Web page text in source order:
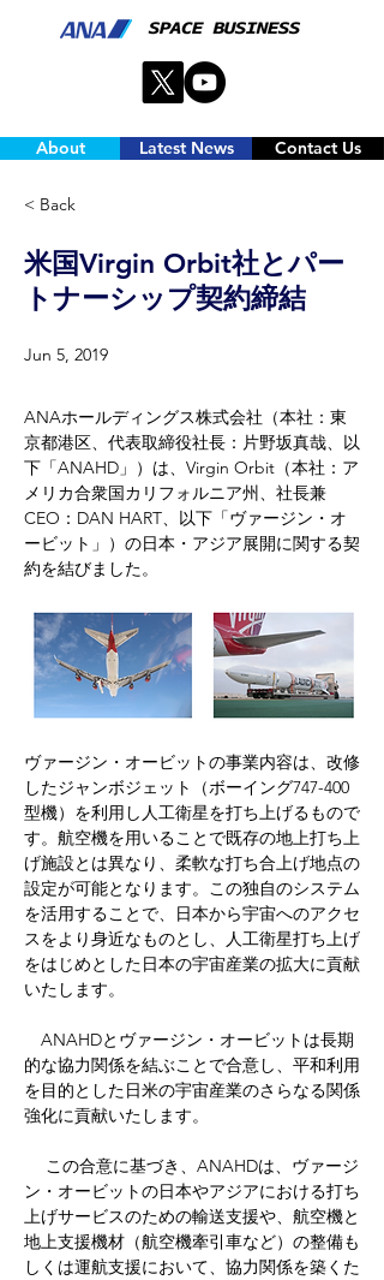
About Latest News Contact Us
< Back
米国Virgin Orbit社とパー
トナーシップ契約締結
Jun 5, 2019
ANAホールディングス株式会社（本社：東
京都港区、代表取締役社長：片野坂真哉、以
下「ANAHD」）は、Virgin Orbit（本社：ア
メリカ合衆国カリフォルニア州、社長兼
CEO：DAN HART、以下「ヴァージン・オ
ービット」）の日本・アジア展開に関する契
約を結びました。
ヴァージン・オービットの事業内容は、改修
したジャンボジェット（ボーイング747-400
型機）を利用し人工衛星を打ち上げるもので
す。航空機を用いることで既存の地上打ち上
げ施設とは異なり、柔軟な打ち合上げ地点の
設定が可能となります。この独自のシステム
を活用することで、日本から宇宙へのアクセ
スをより身近なものとし、人工衛星打ち上げ
をはじめとした日本の宇宙産業の拡大に貢献
いたします。
ANAHDとヴァージン・オービットは長期
的な協力関係を結ぶことで合意し、平和利用
を目的とした日米の宇宙産業のさらなる関係
強化に貢献いたします。
ン・オービットの日本やアジアにおける打ち
上げサービスのための輸送支援や、航空機と
地上支援機材（航空機牽引車など）の整備も
しくは運航支援において、協力関係を築くた